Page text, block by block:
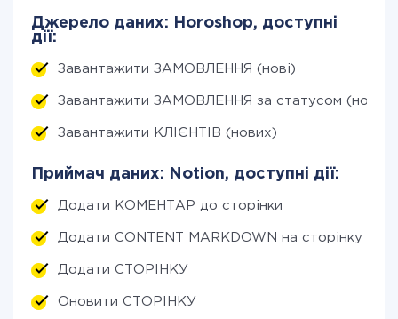
Джерело даних: Horoshop, доступні
дії:
Завантажити ЗАМОВЛЕННЯ (нові)
Завантажити ЗАМОВЛЕННЯ за статусом (нові)
Завантажити КЛІЄНТІВ (нових)
Приймач даних: Notion, доступні дії:
Додати КОМЕНТАР до сторінки
Додати CONTENT MARKDOWN на сторінку
Додати СТОРІНКУ
Оновити СТОРІНКУ